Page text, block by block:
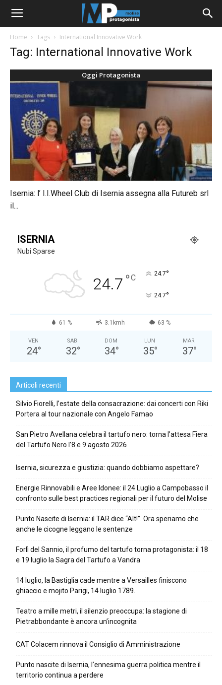
Home Tags International Innovative Work
Tag: International Innovative Work
Oggi Protagonista
Isernia: l’ I.I.Wheel Club di Isernia assegna alla Futureb srl
il...
ISERNIA
Nubi Sparse
24.7 °C 24.7°
24.7°
61 % 3.1kmh 63 %
VEN
24°
SAB
32°
DOM
34°
LUN
35°
MAR
37°
Articoli recenti
Silvio Fiorelli, l’estate della consacrazione: dai concerti con Riki
Portera al tour nazionale con Angelo Famao
San Pietro Avellana celebra il tartufo nero: torna l’attesa Fiera
del Tartufo Nero l’8 e 9 agosto 2026
Isernia, sicurezza e giustizia: quando dobbiamo aspettare?
Energie Rinnovabili e Aree Idonee: il 24 Luglio a Campobasso il
confronto sulle best practices regionali per il futuro del Molise
Punto Nascite di Isernia: il TAR dice “Alt!”. Ora speriamo che
anche le cicogne leggano le sentenze
Forlì del Sannio, il profumo del tartufo torna protagonista: il 18
e 19 luglio la Sagra del Tartufo a Vandra
14 luglio, la Bastiglia cade mentre a Versailles finiscono
ghiaccio e mojito Parigi, 14 luglio 1789.
Teatro a mille metri, il silenzio preoccupa: la stagione di
Pietrabbondante è ancora un’incognita
CAT Colacem rinnova il Consiglio di Amministrazione
Punto nascite di Isernia, l’ennesima guerra politica mentre il
territorio continua a perdere